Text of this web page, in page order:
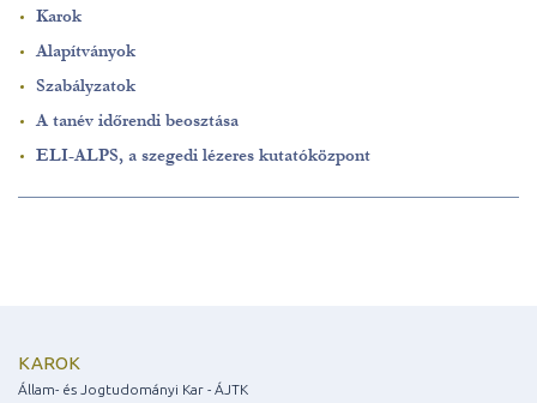
Karok
Alapítványok
Szabályzatok
A tanév időrendi beosztása
ELI-ALPS, a szegedi lézeres kutatóközpont
KAROK
Állam- és Jogtudományi Kar - ÁJTK